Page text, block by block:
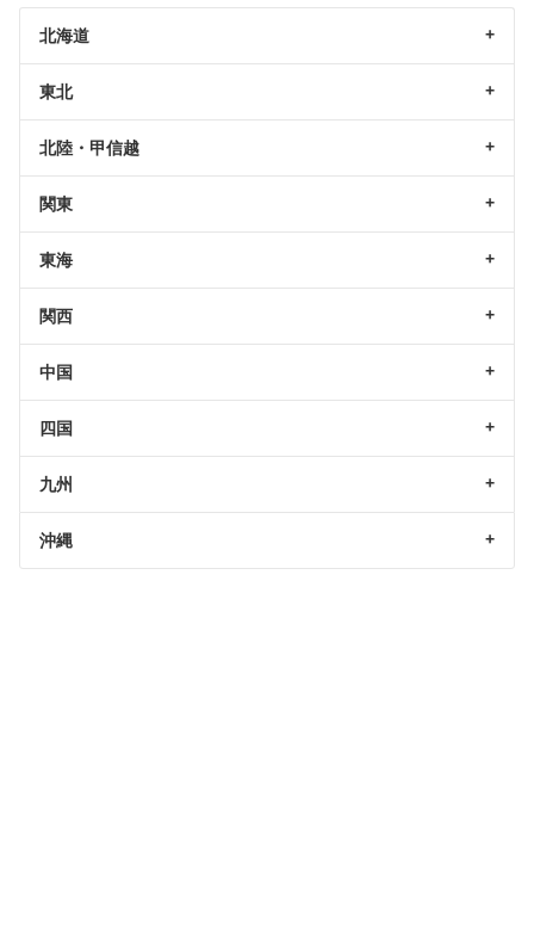
北海道
東北
北陸・甲信越
関東
東海
関西
中国
四国
九州
沖縄